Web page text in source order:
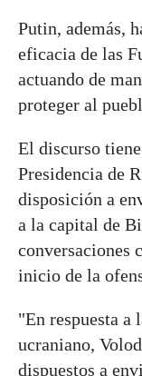
Putin, además,
eficacia de las
actuando de
proteger al
El discurso
Presidencia de
disposición a
a la capital de
conversaciones
inicio de la
"En respuesta a
ucraniano,
dispuestos a